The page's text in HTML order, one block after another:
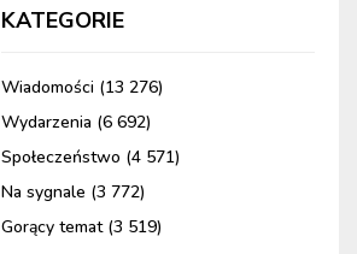
KATEGORIE
Wiadomości (13 276)
Wydarzenia (6 692)
Społeczeństwo (4 571)
Na sygnale (3 772)
Gorący temat(3 519)